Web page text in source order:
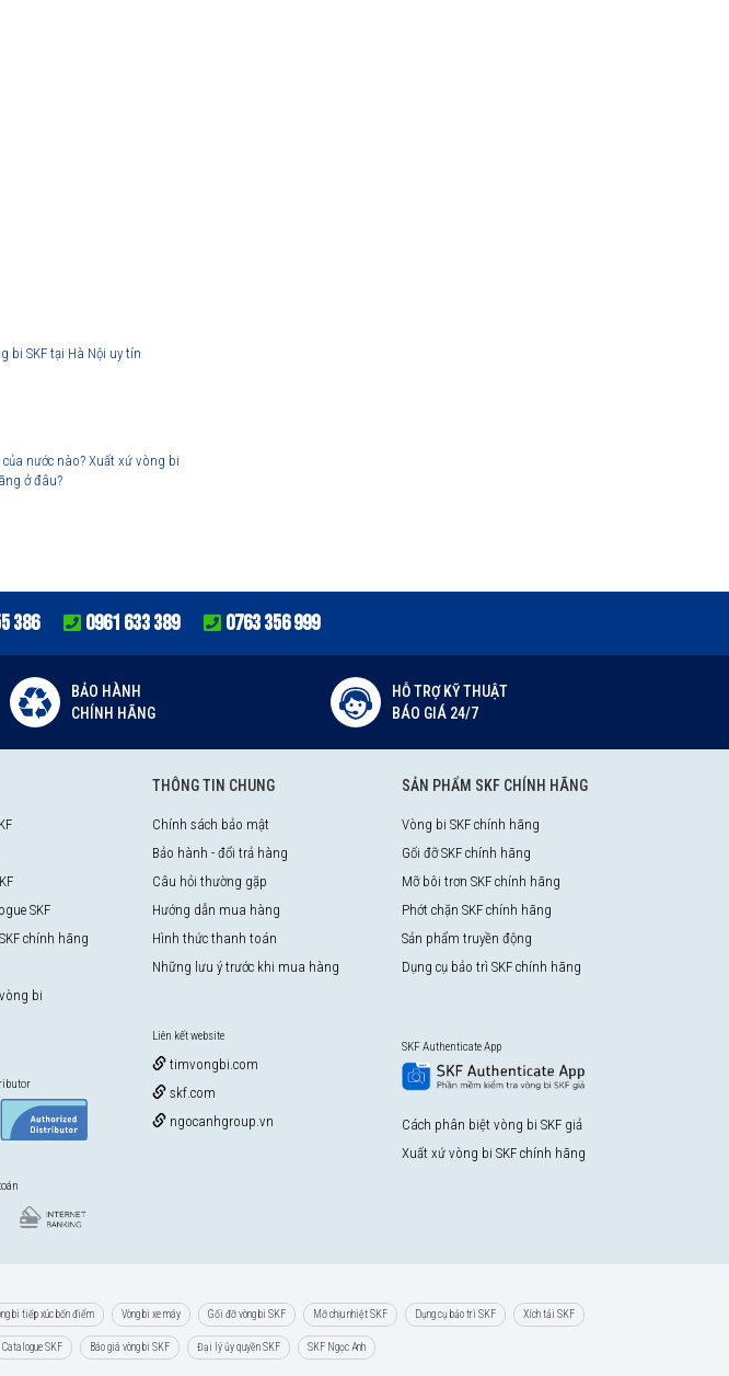
bi SKF tại Hà Nội uy tín
của nước nào? Xuất xứ vòng bi
ở đâu?
386 0961 633 389 0763 356 999
BẢO HÀNH
CHÍNH HÃNG
HỖ TRỢ KỸ THUẬT
BÁO GIÁ 24/7
SKF
chính hãng
bi
THÔNG TIN CHUNG
Chính sách bảo mật
Bảo hành - đổi trả hàng
Câu hỏi thường gặp
Hướng dẫn mua hàng
Hình thức thanh toán
Những lưu ý trước khi mua hàng
Liên kết website
timvongbi.com
skf.com
ngocanhgroup.vn
SẢN PHẨM SKF CHÍNH HÃNG
Vòng bi SKF chính hãng
Gối đỡ SKF chính hãng
Mỡ bôi trơn SKF chính hãng
Phớt chặn SKF chính hãng
Sản phẩm truyền động
Dụng cụ bảo trì SKF chính hãng
SKF Authenticate App
Cách phân biệt vòng bi SKF giả
Xuất xứ vòng bi SKF chính hãng
bi tiếp xúc bốn điểm Vòng bi xe máy Gối đỡ vòng bi SKF Mỡ chịu nhiệt SKF Dụng cụ bảo trì SKF Xích tải SKF
Catalogue SKF Báo giá vòng bi SKF Đại lý ủy quyền SKF SKF Ngọc Anh